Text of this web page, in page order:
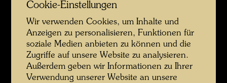
Cookie-Einstellungen
Wir verwenden Cookies, um Inhalte und
Anzeigen zu personalisieren, Funktionen für
soziale Medien anbieten zu können und die
Zugriffe auf unsere Website zu analysieren.
Außerdem geben wir Informationen zu Ihrer
Verwendung unserer Website an unsere